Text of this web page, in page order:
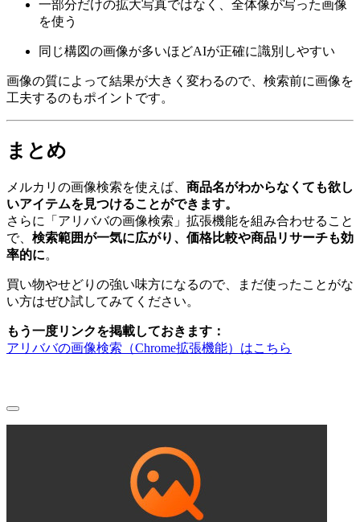
一部分だけの拡大写真ではなく、全体像が写った画像
を使う
同じ構図の画像が多いほどAIが正確に識別しやすい
画像の質によって結果が大きく変わるので、検索前に画像を
工夫するのもポイントです。
まとめ
メルカリの画像検索を使えば、 商品名がわからなくても欲し
いアイテムを見つけることができます。
さらに「アリババの画像検索」拡張機能を組み合わせること
で、 検索範囲が一気に広がり、価格比較や商品リサーチも効
率的に。
買い物やせどりの強い味方になるので、まだ使ったことがな
い方はぜひ試してみてください。
もう一度リンクを掲載しておきます：
アリババの画像検索（Chrome拡張機能）はこちら